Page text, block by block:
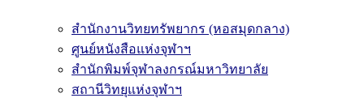
สำนักงานวิทยทรัพยากร (หอสมุดกลาง)
ศูนย์หนังสือแห่งจุฬาฯ
สำนักพิมพ์จุฬาลงกรณ์มหาวิทยาลัย
สถานีวิทยุแห่งจุฬาฯ